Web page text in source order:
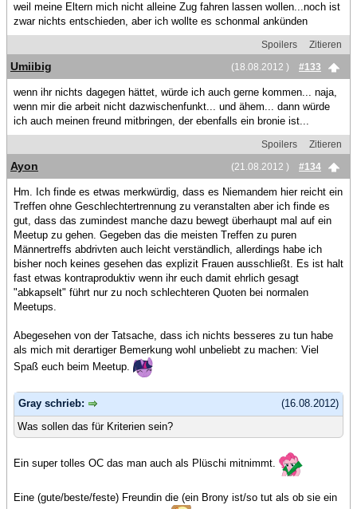
weil meine Eltern mich nicht alleine Zug fahren lassen wollen...noch ist
zwar nichts entschieden, aber ich wollte es schonmal ankünden
Spoilers
Zitieren
(18.08.2012 )
#133
Umiibig
wenn ihr nichts dagegen hättet, würde ich auch gerne kommen... naja,
wenn mir die arbeit nicht dazwischenfunkt... und ähem... dann würde
ich auch meinen freund mitbringen, der ebenfalls ein bronie ist...
Spoilers
Zitieren
(21.08.2012 )
#134
Ayon
Hm. Ich finde es etwas merkwürdig, dass es Niemandem hier reicht ein
Treffen ohne Geschlechtertrennung zu veranstalten aber ich finde es
gut, dass das zumindest manche dazu bewegt überhaupt mal auf ein
Meetup zu gehen. Gegeben das die meisten Treffen zu puren
Männertreffs abdrivten auch leicht verständlich, allerdings habe ich
bisher noch keines gesehen das explizit Frauen ausschließt. Es ist halt
fast etwas kontraproduktiv wenn ihr euch damit ehrlich gesagt
"abkapselt" führt nur zu noch schlechteren Quoten bei normalen
Meetups.
Abegesehen von der Tatsache, dass ich nichts besseres zu tun habe
als mich mit derartiger Bemerkung wohl unbeliebt zu machen: Viel
Spaß euch beim Meetup.
(16.08.2012)
Gray schrieb:
Was sollen das für Kriterien sein?
Ein super tolles OC das man auch als Plüschi mitnimmt.
Eine (gute/beste/feste) Freundin die (ein Brony ist/so tut als ob sie ein